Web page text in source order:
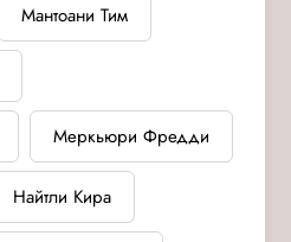
Мантоани Тим
Меркьюри Фредди
Найтли Кира